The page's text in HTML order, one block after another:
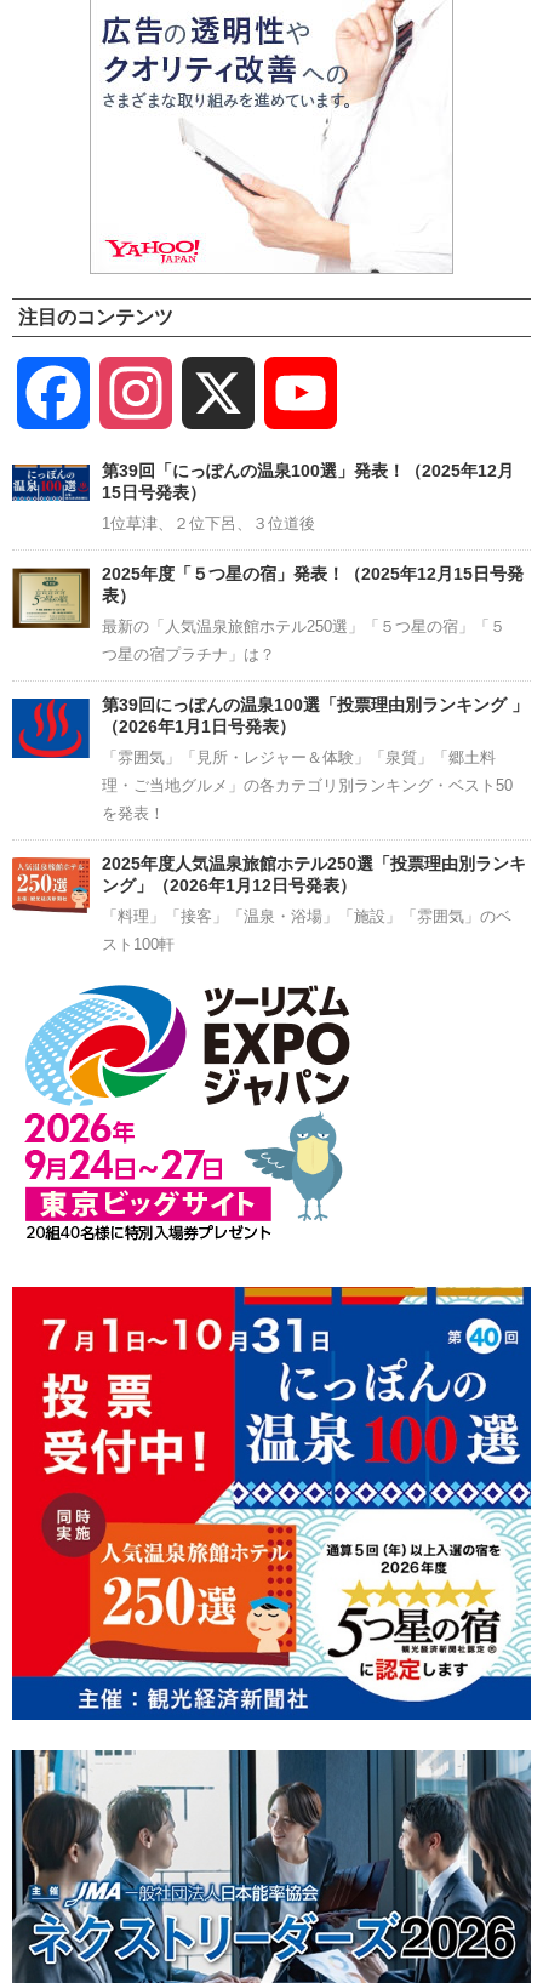
注目のコンテンツ
Facebook Instagram
Channel
第39回「にっぽんの温泉100選」発表！（2025年12月
15日号発表）
1位草津、２位下呂、３位道後
2025年度「５つ星の宿」発表！（2025年12月15日号発
表）
最新の「人気温泉旅館ホテル250選」「５つ星の宿」「５
つ星の宿プラチナ」は？
第39回にっぽんの温泉100選「投票理由別ランキング 」
（2026年1月1日号発表）
「雰囲気」「見所・レジャー＆体験」「泉質」「郷土料
理・ご当地グルメ」の各カテゴリ別ランキング・ベスト50
を発表！
2025年度人気温泉旅館ホテル250選「投票理由別ランキ
ング」（2026年1月12日号発表）
「料理」「接客」「温泉・浴場」「施設」「雰囲気」のベ
スト100軒